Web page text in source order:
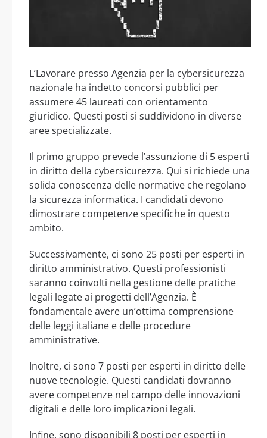
L’Lavorare presso Agenzia per la cybersicurezza
nazionale ha indetto concorsi pubblici per
assumere 45 laureati con orientamento
giuridico. Questi posti si suddividono in diverse
aree specializzate.
Il primo gruppo prevede l’assunzione di 5 esperti
in diritto della cybersicurezza. Qui si richiede una
solida conoscenza delle normative che regolano
la sicurezza informatica. I candidati devono
dimostrare competenze specifiche in questo
ambito.
Successivamente, ci sono 25 posti per esperti in
diritto amministrativo. Questi professionisti
saranno coinvolti nella gestione delle pratiche
legali legate ai progetti dell’Agenzia. È
fondamentale avere un’ottima comprensione
delle leggi italiane e delle procedure
amministrative.
Inoltre, ci sono 7 posti per esperti in diritto delle
nuove tecnologie. Questi candidati dovranno
avere competenze nel campo delle innovazioni
digitali e delle loro implicazioni legali.
Infine, sono disponibili 8 posti per esperti in